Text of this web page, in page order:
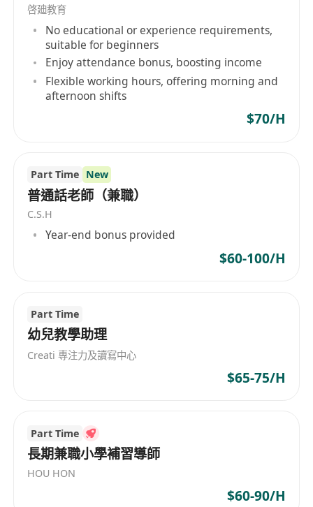
門） (可以考慮香港往返數天)
具3年相關經驗者優先；
請附履歷、期望薪金及可到職日期，寄至：沙田安
群街1號京瑞廣場二期8樓B室「香港德人教育機
構」收，或電郵至******
啓廸教育
No educational or experience requirements,
suitable for beginners
Enjoy attendance bonus, boosting income
Flexible working hours, offering morning and
afternoon shifts
$70/H
Part Time New
普通話老師（兼職）
C.S.H
Year-end bonus provided
$60-100/H
Part Time
幼兒教學助理
Creati 專注力及讀寫中心
$65-75/H
Part Time
長期兼職小學補習導師
HOU HON
$60-90/H